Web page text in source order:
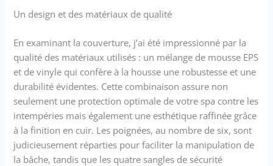
Un design et des matériaux de qualité
En examinant la couverture, j’ai été impressionné par la
qualité des matériaux utilisés : un mélange de mousse EPS
et de vinyle qui confère à la housse une robustesse et une
durabilité évidentes. Cette combinaison assure non
seulement une protection optimale de votre spa contre les
intempéries mais également une esthétique raffinée grâce
à la finition en cuir. Les poignées, au nombre de six, sont
judicieusement réparties pour faciliter la manipulation de
la bâche, tandis que les quatre sangles de sécurité